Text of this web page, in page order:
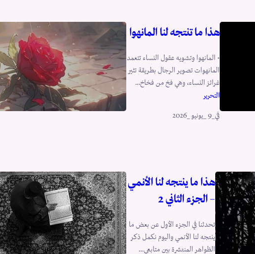
هذا ما تنتجه لنا المانهوا
• المانهوا وتشويه عقول النساء تتعمد
المانهوات تصوير الرجال بطريقة تثير
غرائز النساء، وهي فخ من فخاخ…
التحرير
في _9 _يونيو _2026
هذا ما ينتجه لنا الأنمي
– الجزء الثاني 2
تحدثنا في الجزء الأول عن بعض ما
ينتجه لنا الأنمي واليوم نكمل ذكر
الظواهر المنتشرة بين متابعي…